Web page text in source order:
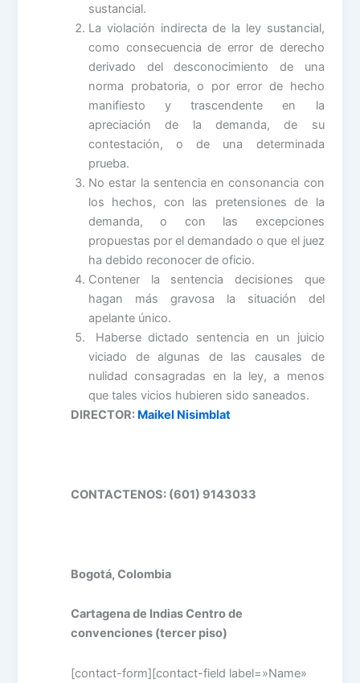
sustancial.
La violación indirecta de la ley sustancial,
como consecuencia de error de derecho
derivado del desconocimiento de una
norma probatoria, o por error de hecho
manifiesto y trascendente en la
apreciación de la demanda, de su
contestación, o de una determinada
prueba.
No estar la sentencia en consonancia con
los hechos, con las pretensiones de la
demanda, o con las excepciones
propuestas por el demandado o que el juez
ha debido reconocer de oficio.
Contener la sentencia decisiones que
hagan más gravosa la situación del
apelante único.
Haberse dictado sentencia en un juicio
viciado de algunas de las causales de
nulidad consagradas en la ley, a menos
que tales vicios hubieren sido saneados.
DIRECTOR: Maikel Nisimblat
CONTACTENOS: (601) 9143033
Bogotá, Colombia
Cartagena de Indias Centro de
convenciones (tercer piso)
[contact-form][contact-field label=»Name»